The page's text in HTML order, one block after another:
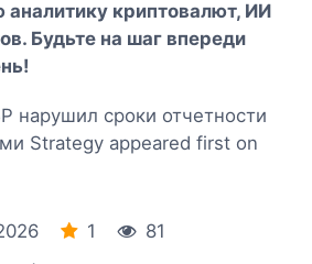
аналитику криптовалют, ИИ
Будьте на шаг впереди
нарушил сроки отчетности
Strategy appeared first on
1
81